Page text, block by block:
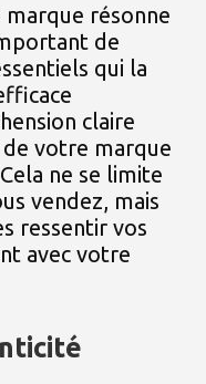
résonne
de
qui la
claire
votre marque
ne se limite
vendez, mais
ressentir vos
avec votre